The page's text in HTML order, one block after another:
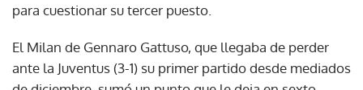
para cuestionar su tercer puesto.
El Milan de Gennaro Gattuso, que llegaba de perder
ante la Juventus (3-1) su primer partido desde mediados